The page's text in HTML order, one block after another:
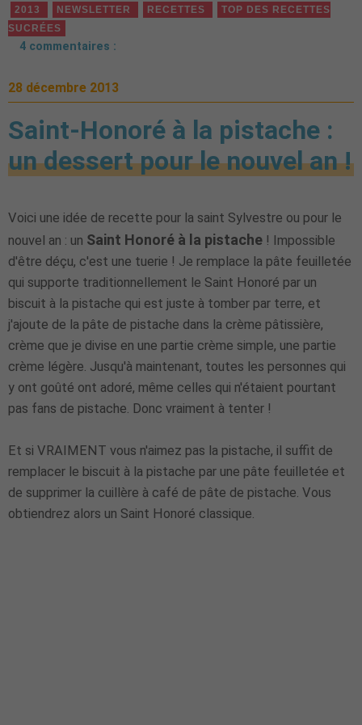
2013 NEWSLETTER RECETTES
TOP DES RECETTES
SUCRÉES
4 commentaires :
28 décembre 2013
Saint-Honoré à la pistache :
un dessert pour le nouvel an !
Voici une idée de recette pour la saint Sylvestre ou pour le
nouvel an : un Saint Honoré à la pistache ! Impossible
d'être déçu, c'est une tuerie ! Je remplace la pâte feuilletée
qui supporte traditionnellement le Saint Honoré par un
biscuit à la pistache qui est juste à tomber par terre, et
j'ajoute de la pâte de pistache dans la crème pâtissière,
crème que je divise en une partie crème simple, une partie
crème légère. Jusqu'à maintenant, toutes les personnes qui
y ont goûté ont adoré, même celles qui n'étaient pourtant
pas fans de pistache. Donc vraiment à tenter !
Et si VRAIMENT vous n'aimez pas la pistache, il suffit de
remplacer le biscuit à la pistache par une pâte feuilletée et
de supprimer la cuillère à café de pâte de pistache. Vous
obtiendrez alors un Saint Honoré classique.